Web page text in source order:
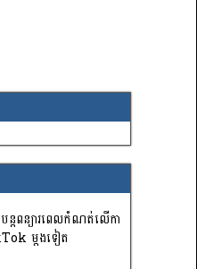
តពន្យារពេលកំណត់លើកា
ម្តងទៀត